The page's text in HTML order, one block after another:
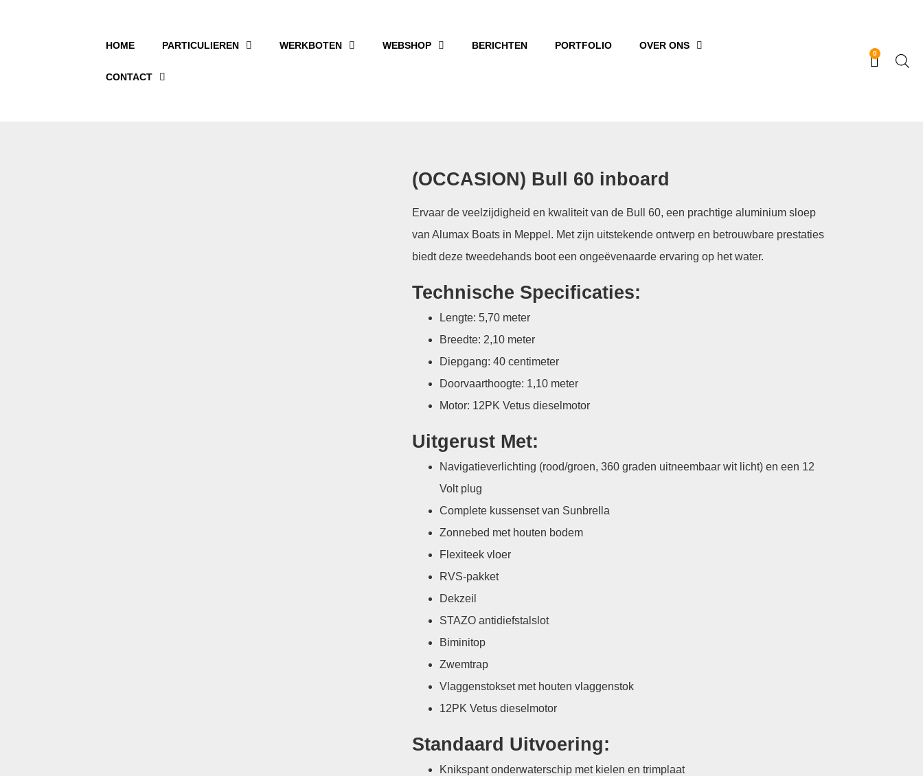
HOME PARTICULIEREN WERKBOTEN WEBSHOP BERICHTEN PORTFOLIO OVER ONS
CONTACT
0
(OCCASION) Bull 60 inboard
Ervaar de veelzijdigheid en kwaliteit van de Bull 60, een prachtige aluminium sloep
van Alumax Boats in Meppel. Met zijn uitstekende ontwerp en betrouwbare prestaties
biedt deze tweedehands boot een ongeëvenaarde ervaring op het water.
Technische Specificaties:
Lengte: 5,70 meter
Breedte: 2,10 meter
Diepgang: 40 centimeter
Doorvaarthoogte: 1,10 meter
Motor: 12PK Vetus dieselmotor
Uitgerust Met:
Navigatieverlichting (rood/groen, 360 graden uitneembaar wit licht) en een 12
Volt plug
Complete kussenset van Sunbrella
Zonnebed met houten bodem
Flexiteek vloer
RVS-pakket
Dekzeil
STAZO antidiefstalslot
Biminitop
Zwemtrap
Vlaggenstokset met houten vlaggenstok
12PK Vetus dieselmotor
Standaard Uitvoering:
Knikspant onderwaterschip met kielen en trimplaat